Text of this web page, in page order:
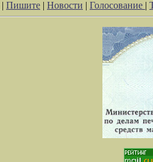
| Пишите | Новости | Голосование |